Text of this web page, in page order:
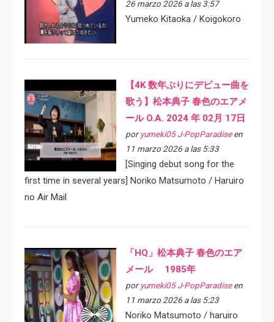
26 marzo 2026 a las 3:57
Yumeko Kitaoka / Koigokoro
【4K 数年ぶりにデビュー曲を
歌う】松本典子 春色のエアメ
ール O.A. 2024 年 02月 17日
por yumeki05 J-PopParadiseen
11 marzo 2026 a las 5:33
[Singing debut song for the
first time in several years] Noriko Matsumoto / Haruiro
no Air Mail
「HQ」松本典子 春色のエア
メール 1985年
por yumeki05 J-PopParadiseen
11 marzo 2026 a las 5:23
Noriko Matsumoto / haruiro